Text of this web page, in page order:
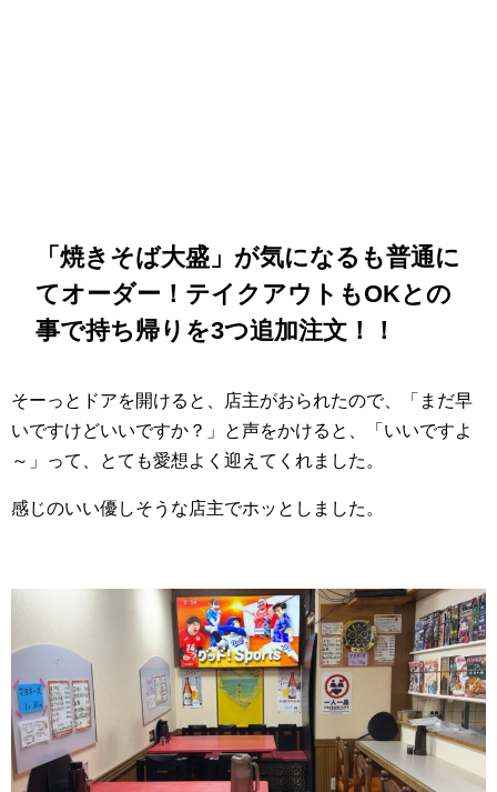
「焼きそば大盛」が気になるも普通に
てオーダー！テイクアウトもOKとの
事で持ち帰りを3つ追加注文！！
そーっとドアを開けると、店主がおられたので、「まだ早
いですけどいいですか？」と声をかけると、「いいですよ
～」って、とても愛想よく迎えてくれました。
感じのいい優しそうな店主でホッとしました。